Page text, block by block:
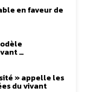
en faveur de
…
» appelle les
du vivant